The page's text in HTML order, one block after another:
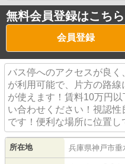
無料会員登録はこちら
会員登録
バス停へのアクセスが良
が利用可能で、片方の路線
が使えます！賃料10万円
い合わせください！視認
です！便利な場所に位置
所在地 兵庫県神戸市垂